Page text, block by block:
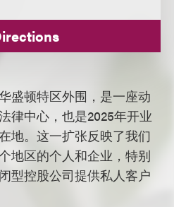
盛顿特区外围，是一座动
律中心，也是2025年开业
地。这一扩张反映了我们
地区的个人和企业，特别
型控股公司提供私人客户